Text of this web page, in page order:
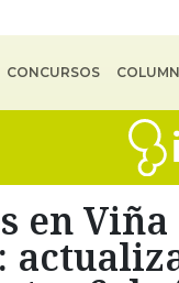
CONCURSOS
en